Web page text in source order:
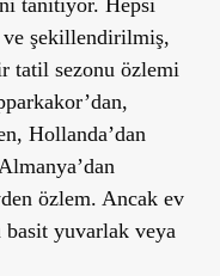
şekillendirilmiş,
tatil sezonu özlemi
Hollanda’dan
özlem. Ancak ev
yuvarlak veya